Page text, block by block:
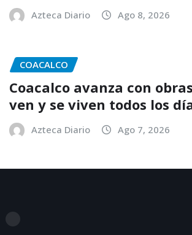
Azteca Diario Ago 8, 2026
COACALCO
Coacalco avanza con
ven y se viven todos los
Azteca Diario Ago 7, 2026